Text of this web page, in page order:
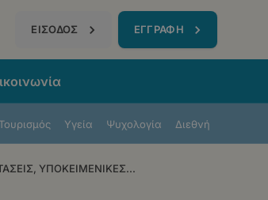
ΕΙΣΟΔΟΣ ΕΓΓΡΑΦΗ
Τουρισμός Υγεία Ψυχολογία Διεθνή
ΥΠΟΚΕΙΜΕΝΙΚΕΣ...